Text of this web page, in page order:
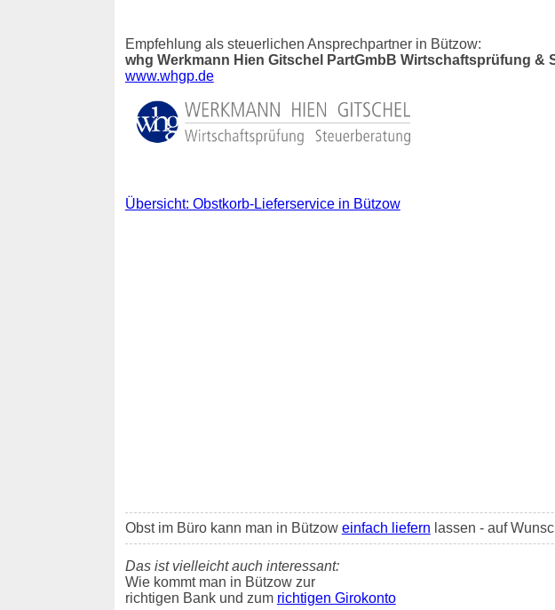
Empfehlung als steuerlichen Ansprechpartner in Bützow:
whg Werkmann Hien Gitschel PartGmbB Wirtschaftsprüfung &
www.whgp.de
Übersicht: Obstkorb-Lieferservice in Bützow
Obst im Büro kann man in Bützow einfach liefern lassen - auf
Das ist vielleicht auch interessant:
Wie kommt man in Bützow zur
richtigen Bank und zum richtigen Girokonto